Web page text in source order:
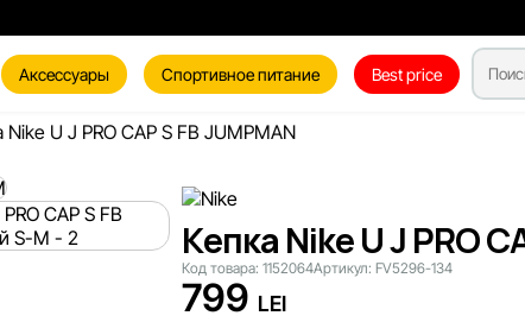
Аксессуары Спортивное питание Best price
Nike U J PRO CAP S FB JUMPMAN
Кепка Nike U J PRO
Код товара: 1152064Артикул: FV5296-134
799 LEI